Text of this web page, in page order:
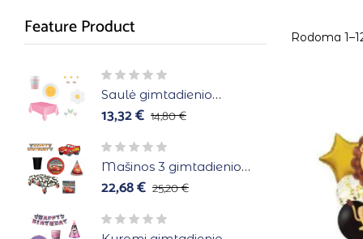
Feature Product
Saulė gimtadienio
atributika 6 asmenims
14,80€
13,32€
Mašinos 3 gimtadienio
atributika 8 asmenims
25,20€
22,68€
Rodoma